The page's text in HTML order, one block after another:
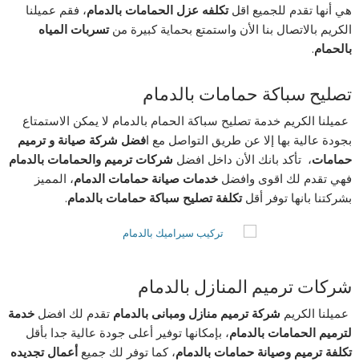
هي أنها تقدم للجميع اقلتكلفه عزل الحمامات بالدمام، فقم عميلنا
الكريم بالاتصال بنا الأن واستمتع بحماية كبيرة منتسربات المياه
بالحمام.
تصليح سباكة حمامات بالدمام
عميلنا الكريم خدمة تصليح سباكة الحمام بالدمام لا يمكن الاستمتاع
بجودة عالية بها إلا عن طريق التواصل مع افضل شركة صيانة و ترميم
حمامات، تأكد بانك الأن داخل افضل شركات ترميم والحمامات بالدمام
فهي تقدم لك اقوى وافضلخدمات صيانة حمامات الدمام، المميز
بشركتنا بانها توفر أقلتكلفة تصليح سباكة حمامات بالدمام.
شركات ترميم المنازل بالدمام
عميلنا الكريم شركة ترميم منازل ومبانى بالدمام تقدم لك افضلخدمة
لترميم الحمامات بالدمام، بإمكانها توفير أعلى جودة عالية جدا بأقل
تكلفة ترميم وصيانة حمامات بالدمام، كما توفر لك جميعأعمال تجديده